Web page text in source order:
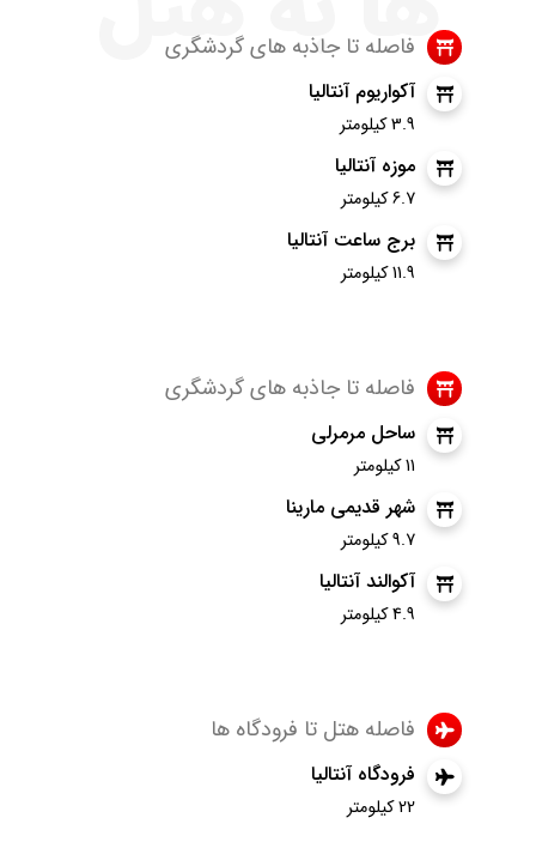
فاصله تا جاذبه های گردشگری
آکواریوم آنتالیا
3.9 کیلومتر
موزه آنتالیا
6.7 کیلومتر
برج ساعت آنتالیا
11.9 کیلومتر
فاصله تا جاذبه های گردشگری
ساحل مرمرلی
11 کیلومتر
شهر قدیمی مارینا
9.7 کیلومتر
آکوالند آنتالیا
4.9 کیلومتر
فاصله هتل تا فرودگاه ها
فرودگاه آنتالیا
22 کیلومتر